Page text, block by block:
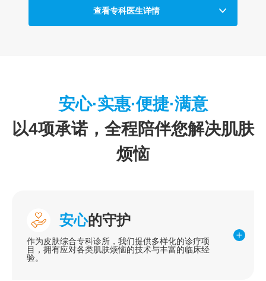
查看专科医生详情
安心·实惠·便捷·满意
以4项承诺，全程陪伴您解决肌肤
烦恼
安心的守护
作为皮肤综合专科诊所，我们提供多样化的诊疗项
目，拥有应对各类肌肤烦恼的技术与丰富的临床经
验。